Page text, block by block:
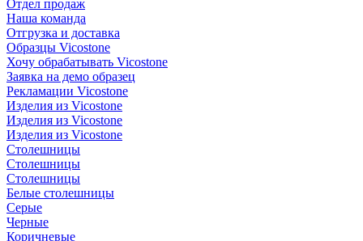
Отдел продаж
Наша команда
Отгрузка и доставка
Образцы Vicostone
Хочу обрабатывать Vicostone
Заявка на демо образец
Рекламации Vicostone
Изделия из Vicostone
Изделия из Vicostone
Изделия из Vicostone
Столешницы
Столешницы
Столешницы
Белые столешницы
Серые
Черные
Коричневые